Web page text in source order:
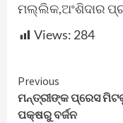
ମଲ୍ଲିକ,ଅଂଶିଦାର
Views: 284
Continue
Reading
Previous
ମନ୍ତ୍ରୀଙ୍କ ପ୍ରେସ
ପକ୍ଷରୁ ବର୍ଜନ